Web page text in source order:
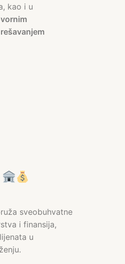
kao i u
sveobuhvatne
i finansija,
u